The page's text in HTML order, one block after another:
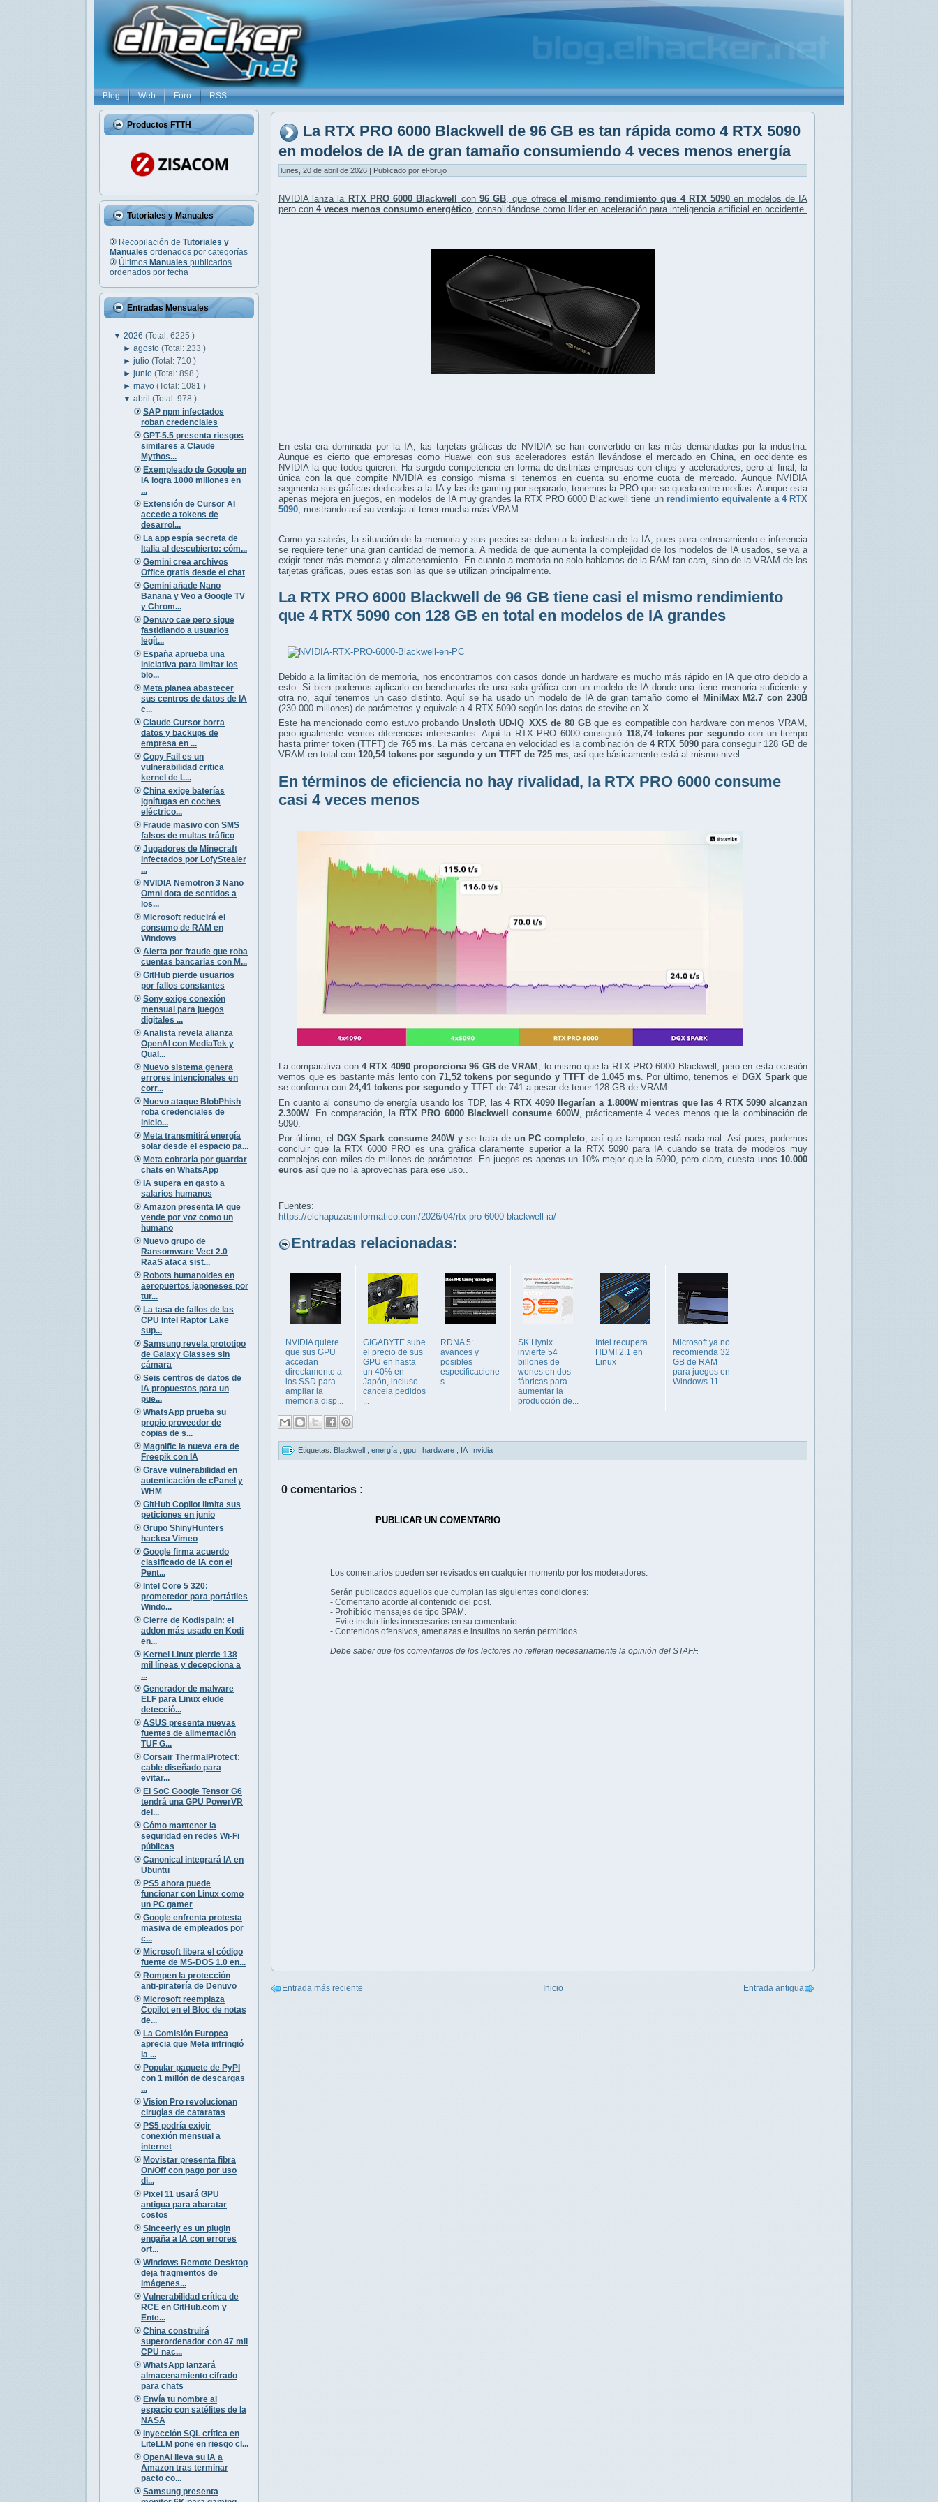
Blog Web Foro RSS
Productos FTTH
Tutoriales y Manuales
Recopilación de Tutoriales y
Manuales ordenados por categorías
Últimos Manuales publicados
ordenados por fecha
Entradas Mensuales
▼ 2026 (Total: 6225 )
►agosto(Total: 233 )
►julio(Total: 710 )
►junio(Total: 898 )
►mayo(Total: 1081 )
▼abril(Total: 978 )
SAP npm infectados
roban credenciales
GPT-5.5 presenta riesgos
similares a Claude
Mythos...
Exempleado de Google en
IA logra 1000 millones en
...
Extensión de Cursor AI
accede a tokens de
desarrol...
La app espía secreta de
Italia al descubierto: cóm...
Gemini crea archivos
Office gratis desde el chat
Gemini añade Nano
Banana y Veo a Google TV
y Chrom...
Denuvo cae pero sigue
fastidiando a usuarios
legít...
España aprueba una
iniciativa para limitar los
blo...
Meta planea abastecer
sus centros de datos de IA
c...
Claude Cursor borra
datos y backups de
empresa en ...
Copy Fail es un
vulnerabilidad critica
kernel de L...
China exige baterías
ignífugas en coches
eléctrico...
Fraude masivo con SMS
falsos de multas tráfico
Jugadores de Minecraft
infectados por LofyStealer
...
NVIDIA Nemotron 3 Nano
Omni dota de sentidos a
los...
Microsoft reducirá el
consumo de RAM en
Windows
Alerta por fraude que roba
cuentas bancarias con M...
GitHub pierde usuarios
por fallos constantes
Sony exige conexión
mensual para juegos
digitales ...
Analista revela alianza
OpenAI con MediaTek y
Qual...
Nuevo sistema genera
errores intencionales en
corr...
Nuevo ataque BlobPhish
roba credenciales de
inicio...
Meta transmitirá energía
solar desde el espacio pa...
Meta cobraría por guardar
chats en WhatsApp
IA supera en gasto a
salarios humanos
Amazon presenta IA que
vende por voz como un
humano
Nuevo grupo de
Ransomware Vect 2.0
RaaS ataca sist...
Robots humanoides en
aeropuertos japoneses por
tur...
La tasa de fallos de las
CPU Intel Raptor Lake
sup...
Samsung revela prototipo
de Galaxy Glasses sin
cámara
Seis centros de datos de
IA propuestos para un
pue...
WhatsApp prueba su
propio proveedor de
copias de s...
Magnific la nueva era de
Freepik con IA
Grave vulnerabilidad en
autenticación de cPanel y
WHM
GitHub Copilot limita sus
peticiones en junio
Grupo ShinyHunters
hackea Vimeo
Google firma acuerdo
clasificado de IA con el
Pent...
Intel Core 5 320:
prometedor para portátiles
Windo...
Cierre de Kodispain: el
addon más usado en Kodi
en...
Kernel Linux pierde 138
mil líneas y decepciona a
...
Generador de malware
ELF para Linux elude
detecció...
ASUS presenta nuevas
fuentes de alimentación
TUF G...
Corsair ThermalProtect:
cable diseñado para
evitar...
El SoC Google Tensor G6
tendrá una GPU PowerVR
del...
Cómo mantener la
seguridad en redes Wi-Fi
públicas
Canonical integrará IA en
Ubuntu
PS5 ahora puede
funcionar con Linux como
un PC gamer
Google enfrenta protesta
masiva de empleados por
c...
Microsoft libera el código
fuente de MS-DOS 1.0 en...
Rompen la protección
anti-piratería de Denuvo
Microsoft reemplaza
Copilot en el Bloc de notas
de...
La Comisión Europea
aprecia que Meta infringió
la ...
Popular paquete de PyPI
con 1 millón de descargas
...
Vision Pro revolucionan
cirugías de cataratas
PS5 podría exigir
conexión mensual a
internet
Movistar presenta fibra
On/Off con pago por uso
di...
Pixel 11 usará GPU
antigua para abaratar
costos
Sinceerly es un plugin
engaña a IA con errores
ort...
Windows Remote Desktop
deja fragmentos de
imágenes...
Vulnerabilidad crítica de
RCE en GitHub.com y
Ente...
China construirá
superordenador con 47 mil
CPU nac...
WhatsApp lanzará
almacenamiento cifrado
para chats
Envía tu nombre al
espacio con satélites de la
NASA
Inyección SQL crítica en
LiteLLM pone en riesgo cl...
OpenAI lleva su IA a
Amazon tras terminar
pacto co...
Samsung presenta
La RTX PRO 6000 Blackwell de 96 GB es tan rápida como 4 RTX 5090
en modelos de IA de gran tamaño consumiendo 4 veces menos energía
lunes, 20 de abril de 2026 | Publicado por el-brujo
NVIDIA lanza la RTX PRO 6000 Blackwell con 96 GB , que ofrece el mismo rendimiento que 4 RTX 5090 en modelos de IA
pero con 4 veces menos consumo energético , consolidándose como líder en aceleración para inteligencia artificial en occidente.
En esta era dominada por la IA, las tarjetas gráficas de NVIDIA se han convertido en las más demandadas por la industria.
Aunque es cierto que empresas como Huawei con sus aceleradores están llevándose el mercado en China, en occidente es
NVIDIA la que todos quieren. Ha surgido competencia en forma de distintas empresas con chips y aceleradores, pero al final, la
única con la que compite NVIDIA es consigo misma si tenemos en cuenta su enorme cuota de mercado. Aunque NVIDIA
segmenta sus gráficas dedicadas a la IA y las de gaming por separado, tenemos la PRO que se queda entre medias. Aunque esta
apenas mejora en juegos, en modelos de IA muy grandes la RTX PRO 6000 Blackwell tiene un rendimiento equivalente a 4 RTX
5090 , mostrando así su ventaja al tener mucha más VRAM.
Como ya sabrás, la situación de la memoria y sus precios se deben a la industria de la IA, pues para entrenamiento e inferencia
se requiere tener una gran cantidad de memoria. A medida de que aumenta la complejidad de los modelos de IA usados, se va a
exigir tener más memoria y almacenamiento. En cuanto a memoria no solo hablamos de la RAM tan cara, sino de la VRAM de las
tarjetas gráficas, pues estas son las que se utilizan principalmente.
La RTX PRO 6000 Blackwell de 96 GB tiene casi el mismo rendimiento
que 4 RTX 5090 con 128 GB en total en modelos de IA grandes
Debido a la limitación de memoria, nos encontramos con casos donde un hardware es mucho más rápido en IA que otro debido a
esto. Si bien podemos aplicarlo en benchmarks de una sola gráfica con un modelo de IA donde una tiene memoria suficiente y
otra no, aquí tenemos un caso distinto. Aquí se ha usado un modelo de IA de gran tamaño como el
MiniMax M2.7 con 230B
(230.000 millones) de parámetros y equivale a 4 RTX 5090 según los datos de stevibe en X.
Este ha mencionado como estuvo probando Unsloth UD-IQ_XXS de 80 GBque es compatible con hardware con menos VRAM,
pero igualmente vemos diferencias interesantes. Aquí la RTX PRO 6000 consiguió 118,74 tokens por segundocon un tiempo
hasta primer token (TTFT) de 765 ms. La más cercana en velocidad es la combinación de4 RTX 5090para conseguir 128 GB de
VRAM en total con 120,54 tokens por segundo y un TTFT de 725 ms, así que básicamente está al mismo nivel.
En términos de eficiencia no hay rivalidad, la RTX PRO 6000 consume
casi 4 veces menos
La comparativa con 4 RTX 4090 proporciona 96 GB de VRAM , lo mismo que la RTX PRO 6000 Blackwell, pero en esta ocasión
vemos que es bastante más lento con 71,52 tokens por segundo y TTFT de 1.045 ms. Por último, tenemos el DGX Sparkque
se conforma con 24,41 tokens por segundo y TTFT de 741 a pesar de tener 128 GB de VRAM.
En cuanto al consumo de energía usando los TDP, las4 RTX 4090 llegarían a 1.800W mientras que las 4 RTX 5090 alcanzan
2.300W . En comparación, la RTX PRO 6000 Blackwell consume 600W, prácticamente 4 veces menos que la combinación de
5090.
Por último, el
DGX Spark consume 240W y se trata de un PC completo, así que tampoco está nada mal. Así pues, podemos
concluir que la RTX 6000 PRO es una gráfica claramente superior a la RTX 5090 para IA cuando se trata de modelos muy
complejos con miles de millones de parámetros. En juegos es apenas un 10% mejor que la 5090, pero claro, cuesta unos 10.000
euros así que no la aprovechas para ese uso..
Fuentes:
https://elchapuzasinformatico.com/2026/04/rtx-pro-6000-blackwell-ia/
Entradas relacionadas:
NVIDIA quiere
que sus GPU
accedan
directamente a
los SSD para
ampliar la
memoria disp...
GIGABYTE sube
el precio de sus
GPU en hasta
un 40% en
Japón, incluso
cancela pedidos
...
RDNA 5:
avances y
posibles
especificacione
s
SK Hynix
invierte 54
billones de
wones en dos
fábricas para
aumentar la
producción de...
Intel recupera
HDMI 2.1 en
Linux
Microsoft ya no
recomienda 32
GB de RAM
para juegos en
Windows 11
Etiquetas: Blackwell energía gpu hardware IA nvidia
0 comentarios :
PUBLICAR UN COMENTARIO
Los comentarios pueden ser revisados en cualquier momento por los moderadores.
Serán publicados aquellos que cumplan las siguientes condiciones:
- Comentario acorde al contenido del post.
- Prohibido mensajes de tipo SPAM.
- Evite incluir links innecesarios en su comentario.
- Contenidos ofensivos, amenazas e insultos no serán permitidos.
Debe saber que los comentarios de los lectores no reflejan necesariamente la opinión del STAFF.
Entrada más reciente Entrada antigua
Inicio